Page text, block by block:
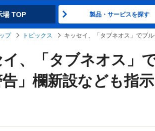
場 TOP 製品・サービスを探す
プ トピックス キッセイ、「タブネオス」でブ
イ、「タブネオス」
」欄新設なども指示